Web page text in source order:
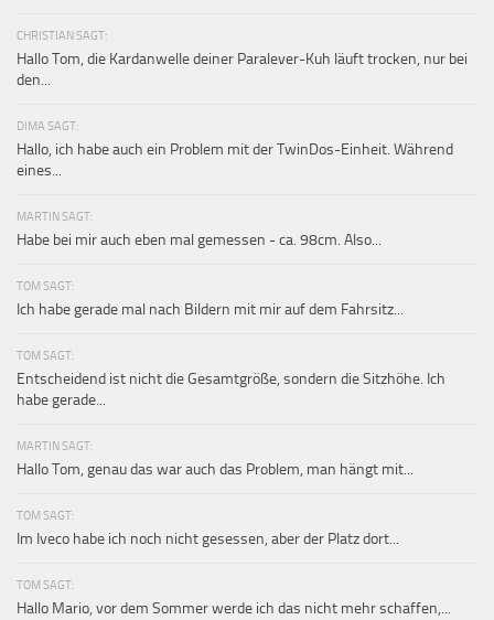
CHRISTIAN SAGT:
Hallo Tom, die Kardanwelle deiner Paralever-Kuh läuft trocken, nur bei
den...
DIMA SAGT:
Hallo, ich habe auch ein Problem mit der TwinDos-Einheit. Während
eines...
MARTIN SAGT:
Habe bei mir auch eben mal gemessen - ca. 98cm. Also...
TOM SAGT:
Ich habe gerade mal nach Bildern mit mir auf dem Fahrsitz...
TOM SAGT:
Entscheidend ist nicht die Gesamtgröße, sondern die Sitzhöhe. Ich
habe gerade...
MARTIN SAGT:
Hallo Tom, genau das war auch das Problem, man hängt mit...
TOM SAGT:
Im Iveco habe ich noch nicht gesessen, aber der Platz dort...
TOM SAGT:
Hallo Mario, vor dem Sommer werde ich das nicht mehr schaffen,...